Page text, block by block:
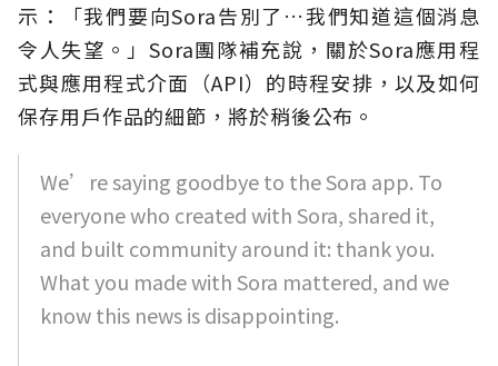
示：「我們要向Sora告別了…我們知道這個消息
令人失望。」Sora團隊補充說，關於Sora應用程
式與應用程式介面（API）的時程安排，以及如何
保存用戶作品的細節，將於稍後公布。
We’re saying goodbye to the Sora app. To
everyone who created with Sora, shared it,
and built community around it: thank you.
What you made with Sora mattered, and we
know this news is disappointing.